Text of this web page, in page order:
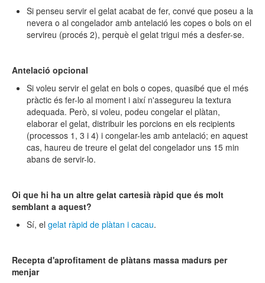
Si penseu servir el gelat acabat de fer, convé que poseu a la
nevera o al congelador amb antelació les copes o bols on el
servireu (procés 2), perquè el gelat trigui més a desfer-se.
Antelació opcional
Si voleu servir el gelat en bols o copes, quasibé que el més
pràctic és fer-lo al moment i així n'assegureu la textura
adequada. Però, si voleu, podeu congelar el plàtan,
elaborar el gelat, distribuir les porcions en els recipients
(processos 1, 3 i 4) i congelar-les amb antelació; en aquest
cas, haureu de treure el gelat del congelador uns 15 min
abans de servir-lo.
Oi que hi ha un altre gelat cartesià ràpid que és molt
semblant a aquest?
Sí, el gelat ràpid de plàtan i cacau.
Recepta d'aprofitament de plàtans massa madurs per
menjar